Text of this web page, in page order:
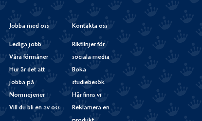
Jobba med oss
Lediga jobb
Våra förmåner
Hur är det att
jobba på
Norrmejerier
Vill du bli en av oss
Kontakta oss
Riktlinjer för
sociala media
Boka
studiebesök
Här finns vi
Reklamera en